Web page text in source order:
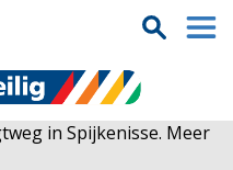
in Spijkenisse. Meer